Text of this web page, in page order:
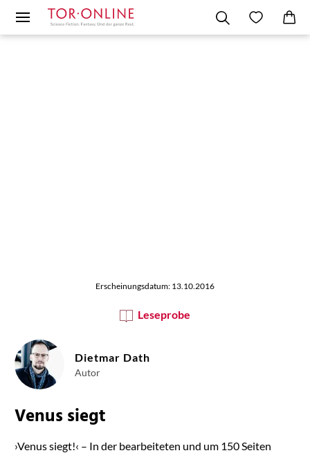
Erscheinungsdatum: 13.10.2016
Leseprobe
Dietmar Dath
Autor
Venus siegt
›Venus siegt!‹ – In der bearbeiteten und um 150 Seiten